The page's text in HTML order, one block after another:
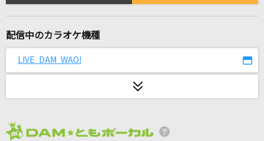
夏☆らびゅ☆大作戦
HOWEVER
配信中のカラオケ機種
LIVE DAM WAO!